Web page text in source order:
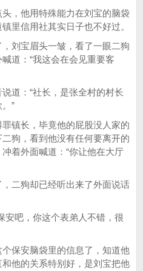
，他用特殊能力在刘宝的脑袋
里信用社其实日子也不好过。
刘宝眉头一皱，看了一眼二狗
道：“我这会在会见重要客
道：“社长，是张全村的村长
”
镇长，毕竟他的屁股没人家的
狗，看到他没有任何要离开的
着外面喊道：“你让他在大厅
二狗却已经听出来了外面说话
安吧，你这个表弟人不错，很
保安脑袋里的信息了，知道他
他的关系特别好，是刘宝把他